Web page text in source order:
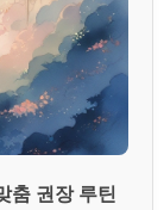
춤 권장 루틴